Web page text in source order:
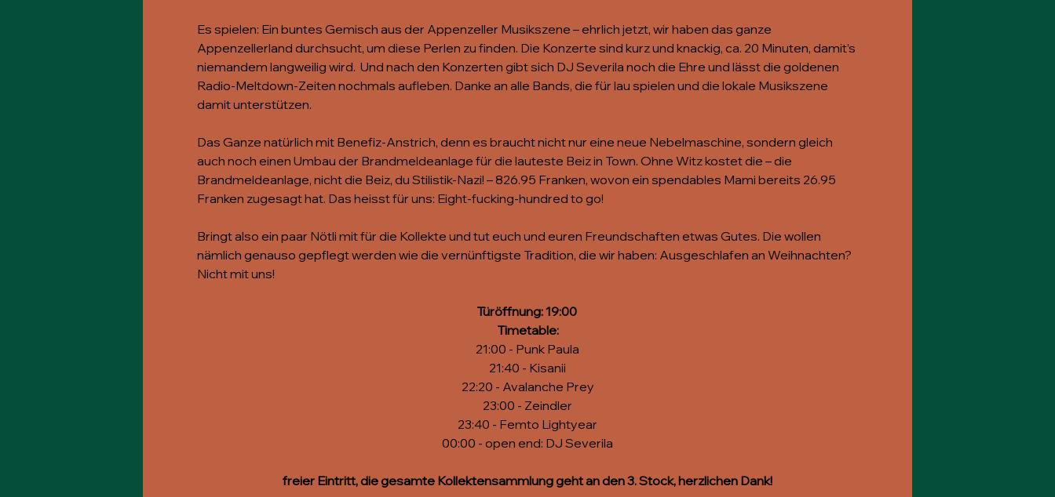
Es spielen: Ein buntes Gemisch aus der Appenzeller Musikszene – ehrlich jetzt, wir haben das ganze
Appenzellerland durchsucht, um diese Perlen zu finden. Die Konzerte sind kurz und knackig, ca. 20 Minuten, damit’s
niemandem langweilig wird.  Und nach den Konzerten gibt sich DJ Severila noch die Ehre und lässt die goldenen
Radio-Meltdown-Zeiten nochmals aufleben. Danke an alle Bands, die für lau spielen und die lokale Musikszene
damit unterstützen.
Das Ganze natürlich mit Benefiz-Anstrich, denn es braucht nicht nur eine neue Nebelmaschine, sondern gleich
auch noch einen Umbau der Brandmeldeanlage für die lauteste Beiz in Town. Ohne Witz kostet die – die
Brandmeldeanlage, nicht die Beiz, du Stilistik-Nazi! – 826.95 Franken, wovon ein spendables Mami bereits 26.95
Franken zugesagt hat. Das heisst für uns: Eight-fucking-hundred to go!
Bringt also ein paar Nötli mit für die Kollekte und tut euch und euren Freundschaften etwas Gutes. Die wollen
nämlich genauso gepflegt werden wie die vernünftigste Tradition, die wir haben: Ausgeschlafen an Weihnachten?
Nicht mit uns!
Türöffnung: 19:00
Timetable:
21:00 - Punk Paula
21:40 - Kisanii
22:20 - Avalanche Prey
23:00 - Zeindler
23:40 - Femto Lightyear
00:00 - open end: DJ Severila
freier Eintritt, die gesamte Kollektensammlung geht an den 3. Stock, herzlichen Dank!